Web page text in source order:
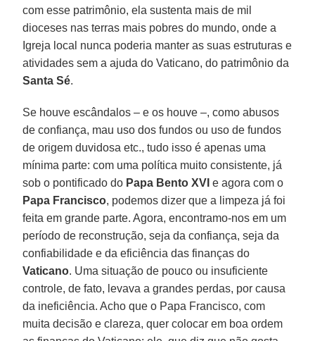
com esse patrimônio, ela sustenta mais de mil
dioceses nas terras mais pobres do mundo, onde a
Igreja local nunca poderia manter as suas estruturas e
atividades sem a ajuda do Vaticano, do patrimônio da
Santa Sé.
Se houve escândalos – e os houve –, como abusos
de confiança, mau uso dos fundos ou uso de fundos
de origem duvidosa etc., tudo isso é apenas uma
mínima parte: com uma política muito consistente, já
sob o pontificado do Papa Bento XVI e agora com o
Papa Francisco, podemos dizer que a limpeza já foi
feita em grande parte. Agora, encontramo-nos em um
período de reconstrução, seja da confiança, seja da
confiabilidade e da eficiência das finanças do
Vaticano. Uma situação de pouco ou insuficiente
controle, de fato, levava a grandes perdas, por causa
da ineficiência. Acho que o Papa Francisco, com
muita decisão e clareza, quer colocar em boa ordem